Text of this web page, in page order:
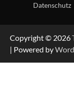
Datenschutz
Copyright © 2026
| Powered by